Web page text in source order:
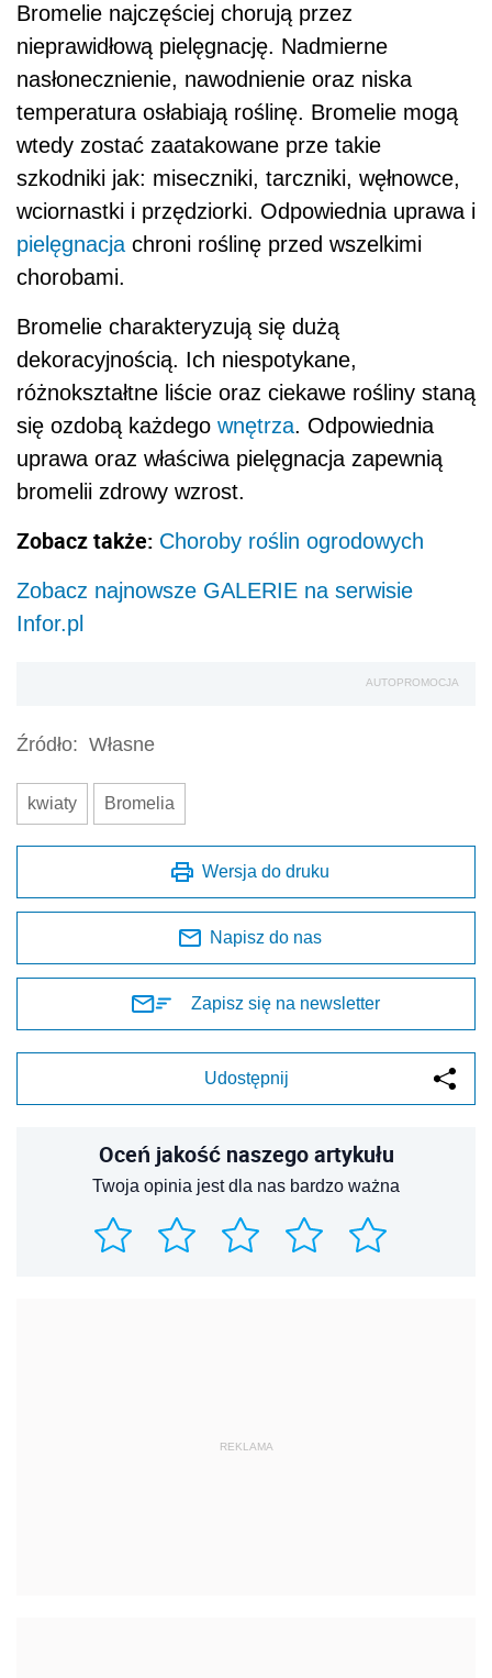
Bromelie najczęściej chorują przez
nieprawidłową pielęgnację. Nadmierne
nasłonecznienie, nawodnienie oraz niska
temperatura osłabiają roślinę. Bromelie mogą
wtedy zostać zaatakowane prze takie
szkodniki jak: miseczniki, tarczniki, węłnowce,
wciornastki i przędziorki. Odpowiednia uprawa i
pielęgnacjachroni roślinę przed wszelkimi
chorobami.
Bromelie charakteryzują się dużą
dekoracyjnością. Ich niespotykane,
różnokształtne liście oraz ciekawe rośliny staną
się ozdobą każdego wnętrza. Odpowiednia
uprawa oraz właściwa pielęgnacja zapewnią
bromelii zdrowy wzrost.
Zobacz także: Choroby roślin ogrodowych
Zobacz najnowsze GALERIE na serwisie
Infor.pl
AUTOPROMOCJA
Źródło: Własne
kwiaty Bromelia
Wersja do druku
Napisz do nas
Zapisz się na newsletter
Udostępnij
Oceń jakość naszego artykułu
Twoja opinia jest dla nas bardzo ważna
REKLAMA